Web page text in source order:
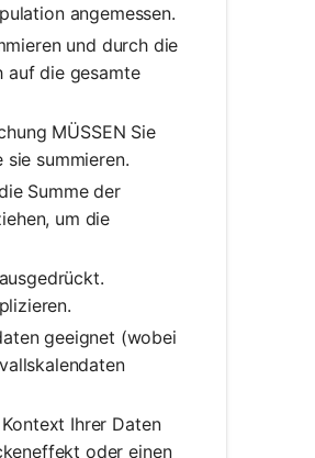
angemessen.
und durch die
auf die gesamte
MÜSSEN Sie
summieren.
Summe der
um die
geeignet (wobei
Ihrer Daten
oder einen